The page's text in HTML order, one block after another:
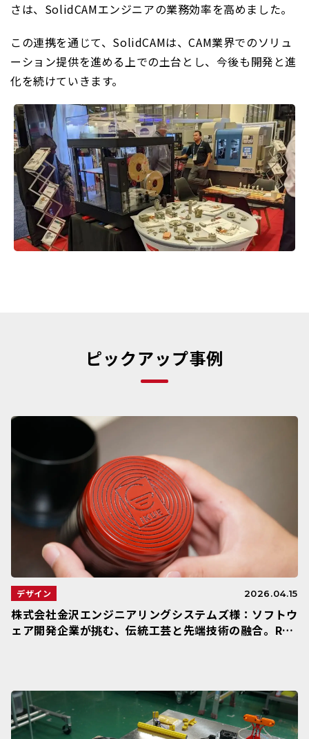
さは、SolidCAMエンジニアの業務効率を高めました。
この連携を通じて、SolidCAMは、CAM業界でのソリュ
ーション提供を進める上での土台とし、今後も開発と進
化を続けていきます。
ピックアップ事例
デザイン 2026.04.15
株式会社金沢エンジニアリングシステムズ様：ソフトウ
ェア開発企業が挑む、伝統工芸と先端技術の融合。Rai